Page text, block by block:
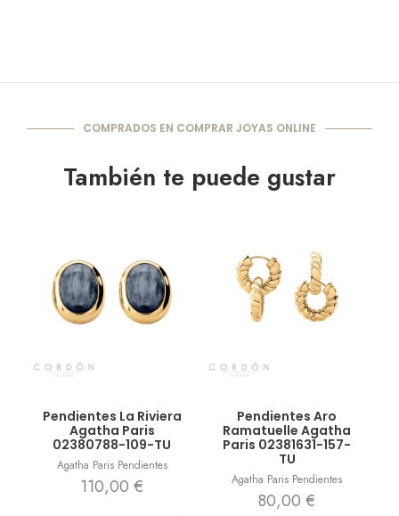
COMPRADOS EN COMPRAR JOYAS ONLINE
También te puede gustar
Pendientes La Riviera
Agatha Paris
02380788-109-TU
Agatha Paris Pendientes
110,00€
Pendientes Aro
Ramatuelle Agatha
Paris 02381631-157-
TU
Agatha Paris Pendientes
80,00€